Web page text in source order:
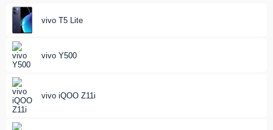
vivo T5 Lite
vivo Y500
vivo iQOO Z11i